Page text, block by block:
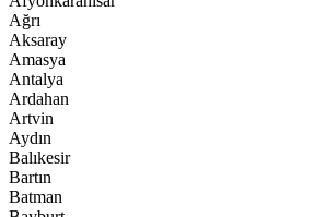
Ağrı
Aksaray
Amasya
Antalya
Ardahan
Artvin
Aydın
Balıkesir
Bartın
Batman